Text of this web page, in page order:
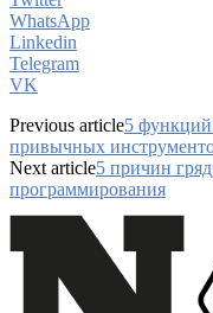
WhatsApp
Linkedin
Telegram
VK
Previous article5
привычных
Next article5 причин
программирования